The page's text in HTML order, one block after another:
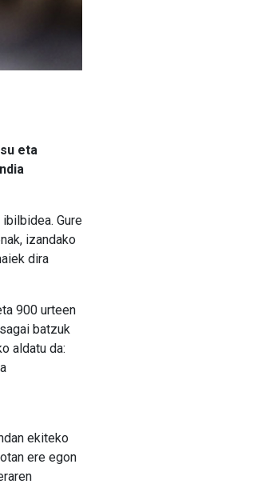
eta
ibilbidea. Gure
izandako
dira
900 urteen
batzuk
aldatu da:
ekiteko
ere egon